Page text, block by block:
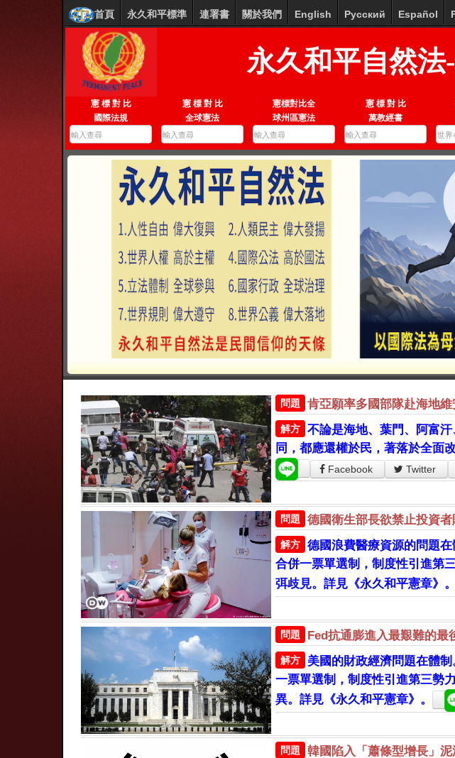
首頁 永久和平標準 連署書 關於我們 English Русский Español
永久和平自然
憲 標 對 比
國際法規
憲 標 對 比
全球憲法
憲標對比全
球州區憲法
憲 標 對 比
萬教經書
問題 肯亞願率多國部隊赴海地維
解方
不論是海地、葉門、阿富
同，都應還權於民，著落於全面
Facebook Twitter
問題 德國衛生部長欲禁止投資
解方
德國浪費醫療資源的問題
合併一票單選制，制度性引進第
弭歧見。詳見《永久和平憲章》。
問題 Fed抗通膨進入最艱難的最
解方
美國的財政經濟問題在體
一票單選制，制度性引進第三勢
異。詳見《永久和平憲章》。
問題 韓國陷入「蕭條型增長」